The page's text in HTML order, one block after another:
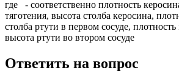
где - соответственно плотность
тяготения, высота столба керосина,
столба ртути в первом сосуде,
высота ртути во втором сосуде
Ответить на вопрос